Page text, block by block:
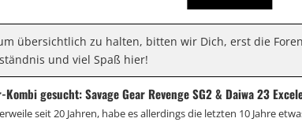
übersichtlich zu halten, bitten wir Dich, erst die
und viel Spaß hier!
gesucht: Savage Gear Revenge SG2 & Daiwa 23
seit 20 Jahren, habe es allerdings die letzten 10 Jahre